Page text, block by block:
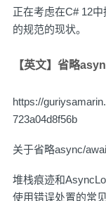
正在考虑在C# 12
的规范的现状。
【英文】省略
https://
723a04d8f56b
关于省略async/
堆栈痕迹和
使用错误处置的常见